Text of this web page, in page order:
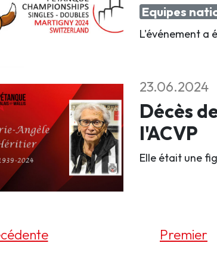
Equipes
L'événement a
23.06.2024
Décès
l'ACVP
Elle était une
Premier